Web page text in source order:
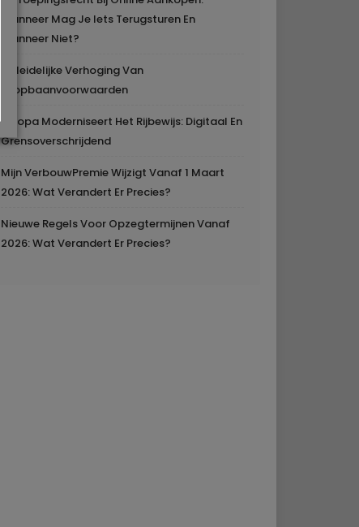
Wanneer Mag Je Iets Terugsturen En
Wanneer Niet?
Geleidelijke Verhoging Van
Loopbaanvoorwaarden
Europa Moderniseert Het Rijbewijs: Digitaal En
Grensoverschrijdend
Mijn VerbouwPremie Wijzigt Vanaf 1 Maart
2026: Wat Verandert Er Precies?
Nieuwe Regels Voor Opzegtermijnen Vanaf
2026: Wat Verandert Er Precies?